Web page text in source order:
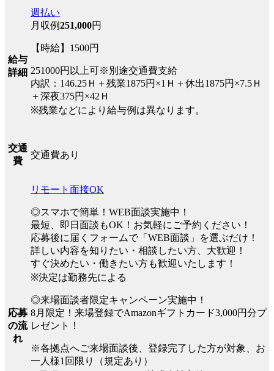
給与
詳細
週払い
月収例251,000円
【時給】1500円
251000円以上可※別途交通費支給
内訳：146.25Ｈ＋残業1875円×1Ｈ＋休出1875円×7.5Ｈ
＋深夜375円×42Ｈ
※残業などにより給与例は異なります。
交通
費
交通費あり
応募
の流
れ
リモート面接OK
◎スマホで簡単！WEB面談実施中！
最短、即日面談もOK！お気軽にご予約ください！
応募後に届くフォームで「WEB面談」を選ぶだけ！
詳しい内容を知りたい・相談したい方、大歓迎！
すぐ決めたい・働きたい方も歓迎いたします！
※決定は勤務先による
◎来場面談者限定キャンペーン実施中！
8月限定！来場登録でAmazonギフトカード3,000円分プ
レゼント！
※各拠点へご来場面談後、登録完了した方が対象、お
一人様1回限り（規定あり）